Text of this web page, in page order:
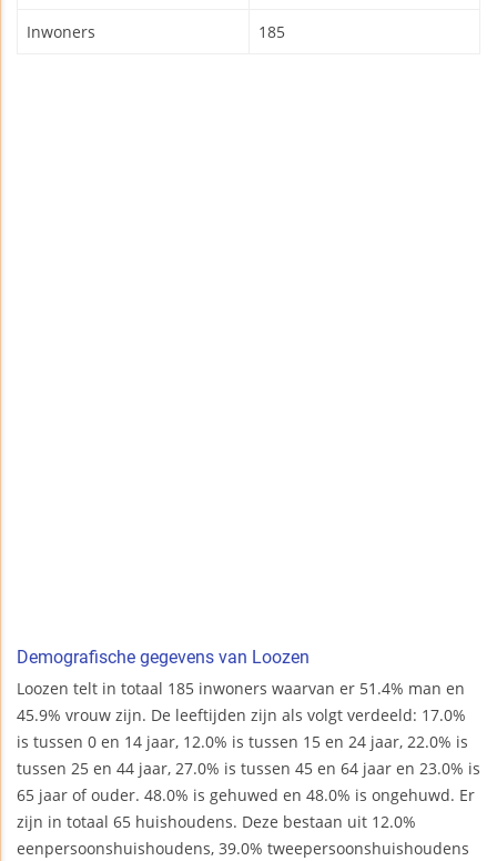
Inwoners 185
Demografische gegevens van Loozen
Loozen telt in totaal 185 inwoners waarvan er 51.4% man en
45.9% vrouw zijn. De leeftijden zijn als volgt verdeeld: 17.0%
is tussen 0 en 14 jaar, 12.0% is tussen 15 en 24 jaar, 22.0% is
tussen 25 en 44 jaar, 27.0% is tussen 45 en 64 jaar en 23.0% is
65 jaar of ouder. 48.0% is gehuwed en 48.0% is ongehuwd. Er
zijn in totaal 65 huishoudens. Deze bestaan uit 12.0%
eenpersoonshuishoudens, 39.0% tweepersoonshuishoudens